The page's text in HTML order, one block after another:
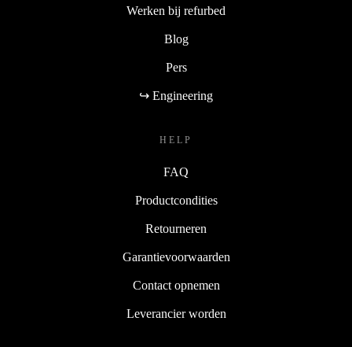
Werken bij refurbed
Blog
Pers
↪ Engineering
HELP
FAQ
Productcondities
Retourneren
Garantievoorwaarden
Contact opnemen
Leverancier worden